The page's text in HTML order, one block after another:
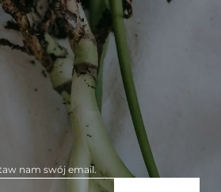
nam swój email.